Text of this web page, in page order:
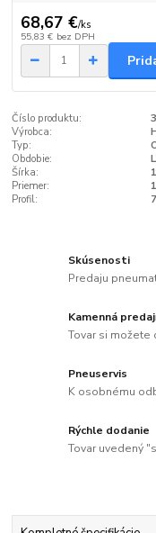
68,67 €/ks
55,83 € bez DPH
Číslo produktu:
Výrobca:
Typ:
Obdobie:
Šírka:
Priemer:
Profil:
Skúsenosti
Predaju
Kamenná
Tovar si možete
Pneuservis
K osobnému
Rýchle dodanie
Tovar uvedený